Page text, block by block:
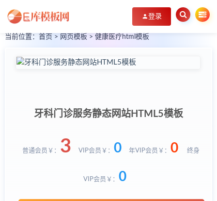
登录
当前位置： 首页 > 网页模板 > 健康医疗html模板
牙科门诊服务静态网站HTML5模板
普通会员￥： 3 VIP会员￥： 0 年VIP会员￥： 0 终身
VIP会员￥： 0